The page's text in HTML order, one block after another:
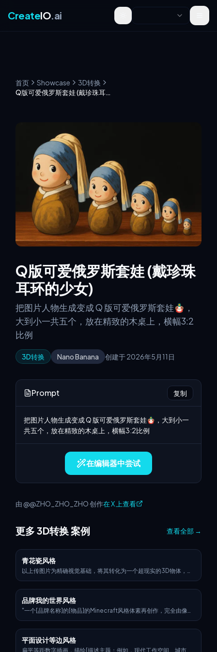
CreateIO.ai Toggle theme
首页 Showcase
3D转换
Q版可爱俄罗斯套娃 (戴珍珠耳环的少女)
Q版可爱俄罗斯套娃 (戴珍珠
耳环的少女)
把图片人物生成变成 Q 版可爱俄罗斯套娃🪆，
大到小一共五个，放在精致的木桌上，横幅3:2
比例
3D转换 Nano Banana 创建于 2026年5月11日
Prompt 复制
把图片人物生成变成 Q 版可爱俄罗斯套娃🪆，大到小一
共五个，放在精致的木桌上，横幅3:2比例
在编辑器中尝试
由 @@ZHO_ZHO_ZHO 创作在 X 上查看
更多 3D转换 案例 查看全部 →
青花瓷风格
以上传图片为精确视觉基础，将其转化为一个超现实的3D物体，仅
纹。整个标志应作为一个独立的瓷雕塑处理，具有凸起的、手绘的
细节，没有背景板或瓷砖结构。确保装饰图案优雅地遵循布加迪标
统装饰与工业品牌。
品牌我的世界风格
"一个[品牌名称]的[物品]的Minecraft风格体素再创作，完全由像素
平面设计等边风格
扁平等距数字插画，描绘[描述主题：例如，现代工作空间、城市街